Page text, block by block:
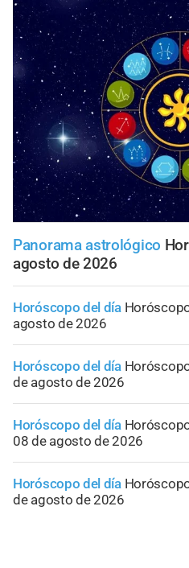
Panorama astrológico
agosto de 2026
Horóscopo del día
agosto de 2026
Horóscopo del día
de agosto de 2026
Horóscopo del día
08 de agosto de 2026
Horóscopo del día
de agosto de 2026